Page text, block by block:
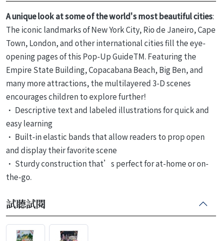
A unique look at some of the world's most beautiful cities:
The iconic landmarks of New York City, Rio de Janeiro, Cape
Town, London, and other international cities fill the eye-
opening pages of this Pop-Up GuideTM. Featuring the
Empire State Building, Copacabana Beach, Big Ben, and
many more attractions, the multilayered 3-D scenes
encourages children to explore further!
• Descriptive text and labeled illustrations for quick and
easy learning
• Built-in elastic bands that allow readers to prop open
and display their favorite scene
• Sturdy construction that’s perfect for at-home or on-
the-go.
試聽試閱